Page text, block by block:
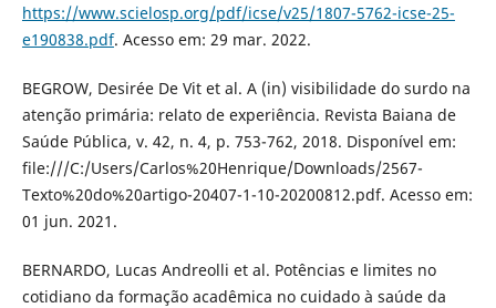
https://www.scielosp.org/pdf/icse/v25/1807-5762-icse-25-
e190838.pdf. Acesso em: 29 mar. 2022.
BEGROW, Desirée De Vit et al. A (in) visibilidade do surdo na
atenção primária: relato de experiência. Revista Baiana de
Saúde Pública, v. 42, n. 4, p. 753-762, 2018. Disponível em:
file:///C:/Users/Carlos%20Henrique/Downloads/2567-
Texto%20do%20artigo-20407-1-10-20200812.pdf. Acesso em:
01 jun. 2021.
BERNARDO, Lucas Andreolli et al. Potências e limites no
cotidiano da formação acadêmica no cuidado à saúde da